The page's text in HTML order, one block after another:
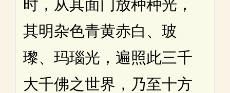
时，从其面门放种种光，
其明杂色青黄赤白、玻
瓈、玛瑙光，遍照此三千
大千佛之世界，乃至十方